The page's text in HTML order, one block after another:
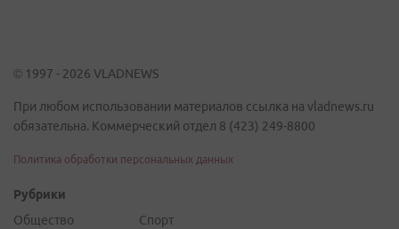
© 1997 - 2026 VLADNEWS
При любом использовании материалов ссылка на vladnews.ru
обязательна. Коммерческий отдел 8 (423) 249-8800
Политика обработки персональных данных
Рубрики
Общество
Спорт